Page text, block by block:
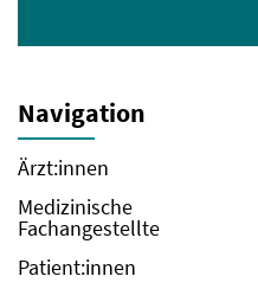
Navigation
Ärzt:innen
Medizinische
Fachangestellte
Patient:innen